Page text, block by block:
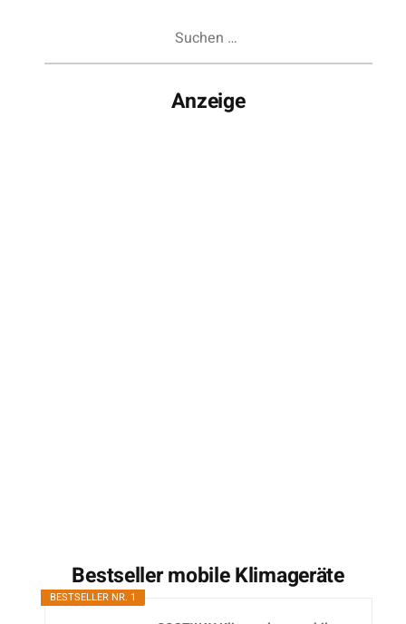
Anzeige
Bestseller mobile Klimageräte
BESTSELLER NR. 1